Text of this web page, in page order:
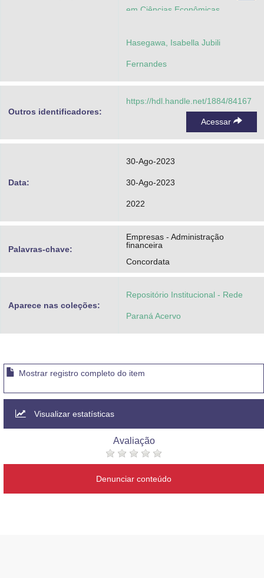
em Ciências Econômicas
Hasegawa, Isabella Jubili
Fernandes
Outros identificadores:
https://hdl.handle.net/1884/84167
Acessar
Data:
30-Ago-2023
30-Ago-2023
2022
Palavras-chave:
Empresas - Administração
financeira
Concordata
Aparece nas coleções:
Repositório Institucional - Rede
Paraná Acervo
Mostrar registro completo do item
Visualizar estatísticas
Avaliação
Denunciar conteúdo